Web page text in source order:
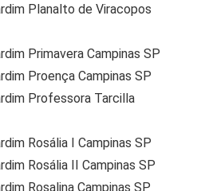
Planalto de Viracopos
Primavera Campinas SP
Proença Campinas SP
Professora Tarcilla
Rosália I Campinas SP
Rosália II Campinas SP
Rosalina Campinas SP